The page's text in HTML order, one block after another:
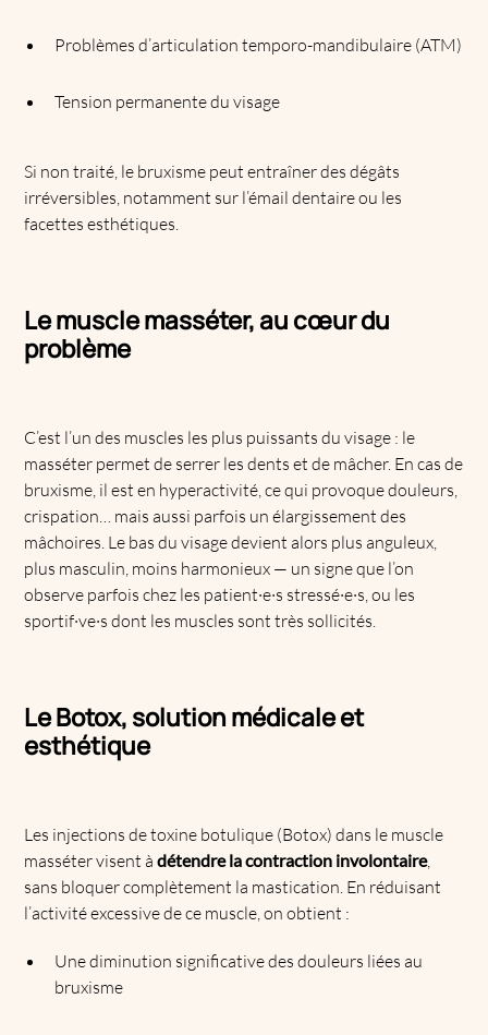
Problèmes d’articulation temporo-mandibulaire (ATM)
Tension permanente du visage
Si non traité, le bruxisme peut entraîner des dégâts
irréversibles, notamment sur l’émail dentaire ou les
facettes esthétiques.
Le muscle masséter, au cœur du
problème
C’est l’un des muscles les plus puissants du visage : le
masséter permet de serrer les dents et de mâcher. En cas de
bruxisme, il est en hyperactivité, ce qui provoque douleurs,
crispation… mais aussi parfois un élargissement des
mâchoires. Le bas du visage devient alors plus anguleux,
plus masculin, moins harmonieux — un signe que l’on
observe parfois chez les patient·e·s stressé·e·s, ou les
sportif·ve·s dont les muscles sont très sollicités.
Le Botox, solution médicale et
esthétique
Les injections de toxine botulique (Botox) dans le muscle
masséter visent àdétendre la contraction involontaire,
sans bloquer complètement la mastication. En réduisant
l’activité excessive de ce muscle, on obtient :
Une diminution significative des douleurs liées au
bruxisme